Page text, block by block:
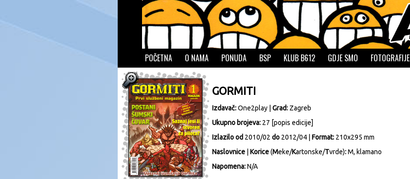
POČETNA O NAMA PONUDA BSP KLUB B612 GDJE SMO FOTOGRAFIJE
GORMITI
Izdavač:One2play Grad: Zagreb
Ukupno brojeva: 27 [popis edicije]
Izlazilo od 2010/02 do 2012/04 | Format: 210x295 mm
Naslovnice
Korice(Meke/Kartonske/Tvrde):M, klamano
Napomena:N/A